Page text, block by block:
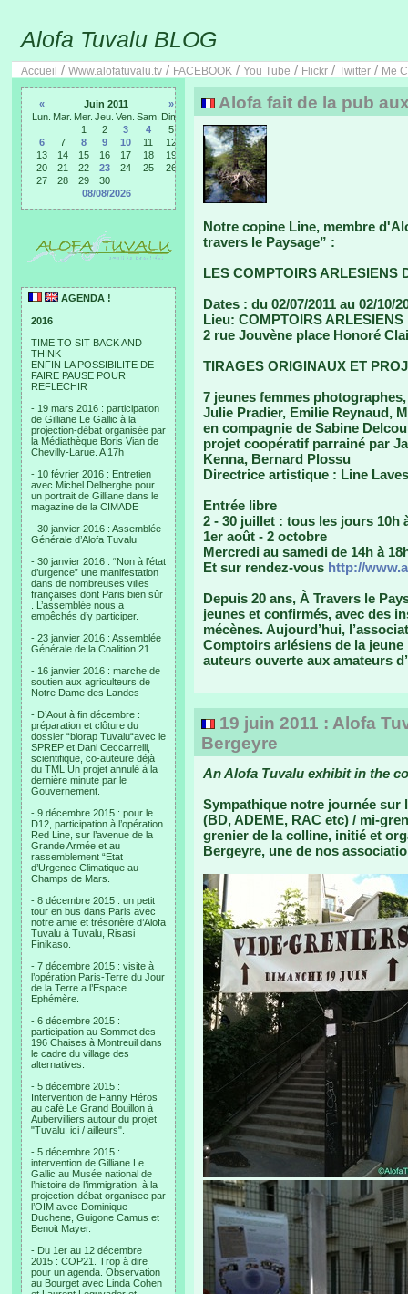
Alofa Tuvalu BLOG
Accueil / Www.alofatuvalu.tv / FACEBOOK / You Tube / Flickr / Twitter / Me
« Juin 2011
»
Lun. Mar. Mer. Jeu. Ven. Sam. Dim.
1
2 3 4
5
6
7 8 9 10 11
12
13
14 15 16 17 18
19
20
21 22 23 24 25
26
27
28 29
30
08/08/2026
AGENDA !
2016
TIME TO SIT BACK AND
THINK
ENFIN LA POSSIBILITE DE
FAIRE PAUSE POUR
REFLECHIR
- 19 mars 2016 : participation
de Gilliane Le Gallic à la
projection-débat organisée par
la Médiathèque Boris Vian de
Chevilly-Larue. A 17h
- 10 février 2016 : Entretien
avec Michel Delberghe pour
un portrait de Gilliane dans le
magazine de la CIMADE
- 30 janvier 2016 : Assemblée
Générale d’Alofa Tuvalu
- 30 janvier 2016 : “Non à l’état
d’urgence” une manifestation
dans de nombreuses villes
françaises dont Paris bien sûr
. L’assemblée nous a
empêchés d’y participer.
- 23 janvier 2016 : Assemblée
Générale de la Coalition 21
- 16 janvier 2016 : marche de
soutien aux agriculteurs de
Notre Dame des Landes
- D’Aout à fin décembre :
préparation et clôture du
dossier “biorap Tuvalu“avec le
SPREP et Dani Ceccarrelli,
scientifique, co-auteure déjà
du TML Un projet annulé à la
dernière minute par le
Gouvernement.
- 9 décembre 2015 : pour le
D12, participation à l’opération
Red Line, sur l’avenue de la
Grande Armée et au
rassemblement “Etat
d’Urgence Climatique au
Champs de Mars.
- 8 décembre 2015 : un petit
tour en bus dans Paris avec
notre amie et trésorière d’Alofa
Tuvalu à Tuvalu, Risasi
Finikaso.
- 7 décembre 2015 : visite à
l’opération Paris-Terre du Jour
de la Terre a l’Espace
Ephémère.
- 6 décembre 2015 :
participation au Sommet des
196 Chaises à Montreuil dans
le cadre du village des
alternatives.
- 5 décembre 2015 :
Intervention de Fanny Héros
au café Le Grand Bouillon à
Aubervilliers autour du projet
"Tuvalu: ici / ailleurs".
- 5 décembre 2015 :
intervention de Gilliane Le
Gallic au Musée national de
l’histoire de l’immigration, à la
projection-débat organisee par
l’OIM avec Dominique
Duchene, Guigone Camus et
Benoit Mayer.
- Du 1er au 12 décembre
2015 : COP21. Trop à dire
pour un agenda. Observation
au Bourget avec Linda Cohen
Alofa fait de la pub
Notre copine Line, membre
travers le Paysage” :
LES COMPTOIRS ARLESIENS
Dates : du 02/07/2011 au 02/10/
Lieu: COMPTOIRS ARLESIENS
2 rue Jouvène place Honoré
TIRAGES ORIGINAUX ET
7 jeunes femmes
Julie Pradier, Emilie Reynaud,
en compagnie de Sabine
projet coopératif parrainé par
Kenna, Bernard Plossu
Directrice artistique : Line
Entrée libre
2 - 30 juillet : tous les jours 10h
1er août - 2 octobre
Mercredi au samedi de 14h à
Et sur rendez-vous http://
Depuis 20 ans, À Travers le
jeunes et confirmés, avec des
mécènes. Aujourd’hui,
Comptoirs arlésiens de la
auteurs ouverte aux amateurs
19 juin 2011 : Alofa
Bergeyre
An Alofa Tuvalu exhibit in the
Sympathique notre journée sur
(BD, ADEME, RAC etc) / mi-
grenier de la colline, initié et
Bergeyre, une de nos